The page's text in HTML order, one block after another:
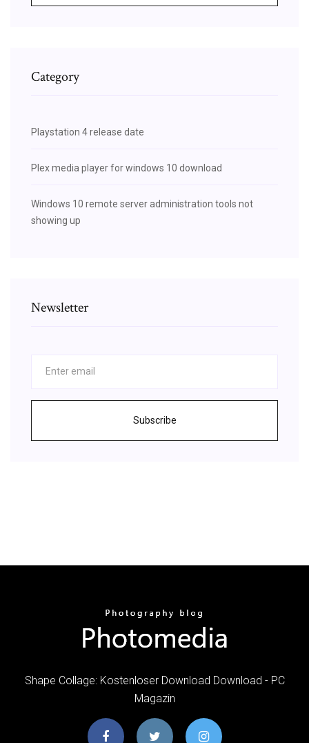
Category
Playstation 4 release date
Plex media player for windows 10 download
Windows 10 remote server administration tools not
showing up
Newsletter
Subscribe
Shape Collage: Kostenloser Download Download - PC
Magazin